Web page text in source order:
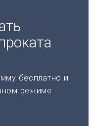
бесплатно и
режиме